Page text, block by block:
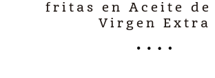
fritas en Aceite de
Virgen Extra